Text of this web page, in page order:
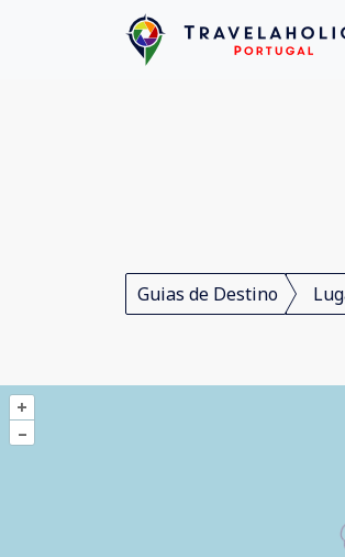
Guias de Destino
+
–